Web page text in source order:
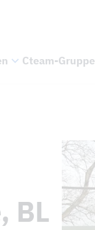
Cteam-Gruppe
BL